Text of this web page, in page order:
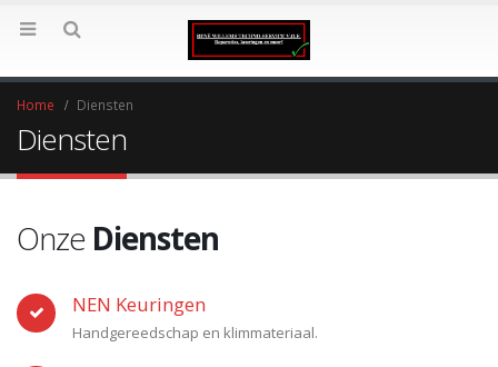
Home Diensten
Diensten
Onze Diensten
NEN Keuringen
Handgereedschap en klimmateriaal.